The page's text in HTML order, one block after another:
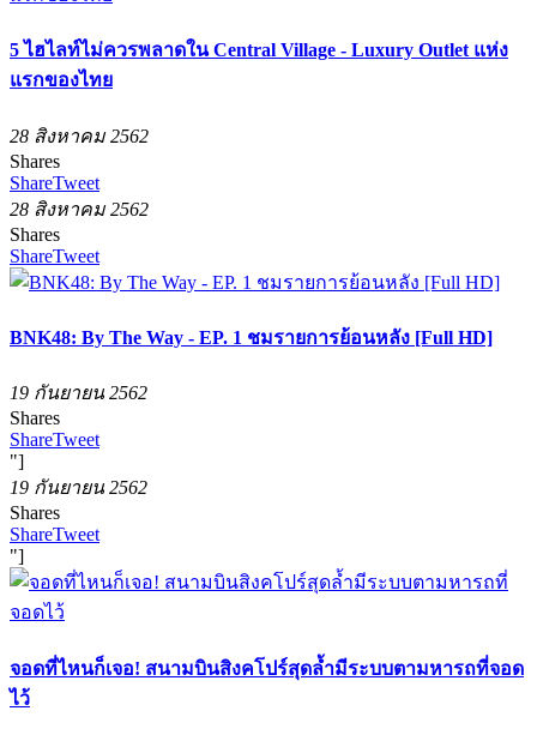
5 ไฮไลท์ไม่ควรพลาดใน Central Village - Luxury Outlet แห่ง
แรกของไทย
28 สิงหาคม 2562
Shares
ShareTweet
28 สิงหาคม 2562
Shares
ShareTweet
BNK48: By The Way - EP. 1 ชมรายการย้อนหลัง [Full HD]
19 กันยายน 2562
Shares
ShareTweet
"]
19 กันยายน 2562
Shares
ShareTweet
"]
จอดที่ไหนก็เจอ! สนามบินสิงคโปร์สุดล้ำมีระบบตามหารถที่จอด
ไว้